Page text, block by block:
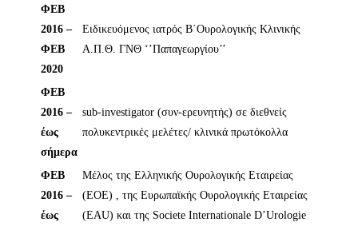
ΦΕΒ
2016 –
ΦΕΒ
2020
Ειδικευόμενος ιατρός Β΄Ουρολογικής Κλινικής
Α.Π.Θ. ΓΝΘ ‘’Παπαγεωργίου’’
ΦΕΒ
2016 –
έως
σήμερα
sub-investigator (συν-ερευνητής) σε διεθνείς
πολυκεντρικές μελέτες/ κλινικά πρωτόκολλα
ΦΕΒ
2016 –
έως
Μέλος της Ελληνικής Ουρολογικής Εταιρείας
(ΕΟΕ) , της Ευρωπαϊκής Ουρολογικής Εταιρείας
(EAU) και της Societe Internationale D’Urologie